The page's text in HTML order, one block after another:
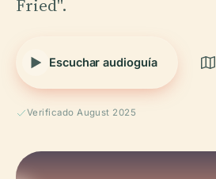
Fried".
Escuchar audioguía
Verificado August 2025